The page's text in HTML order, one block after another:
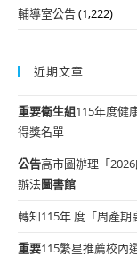
輔導室公告(1,222)
近期文章
重要衛生組115年度健
得獎名單
公告高市圖辦理「
辦法圖書館
轉知115年 度「周產期
重要115繁星推薦校內